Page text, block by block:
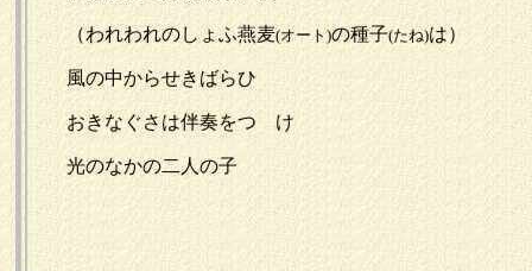
（われわれのしょふ燕麦(オート)の種子(たね)は）
風の中からせきばらひ
おきなぐさは伴奏をつゞけ
光のなかの二人の子